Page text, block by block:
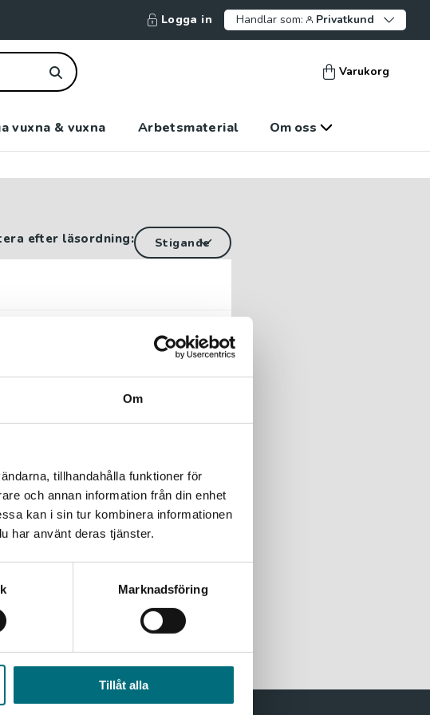
Om
tillhandahålla funktioner för
och annan information från din enhet
kan i sin tur kombinera informationen
har använt deras tjänster.
Marknadsföring
Tillåt alla
Logga in Handlar som: Privatkund
Varukorg
vuxna & vuxna Arbetsmaterial Om oss
efter läsordning:
del 1 av 2
del 2 av 2